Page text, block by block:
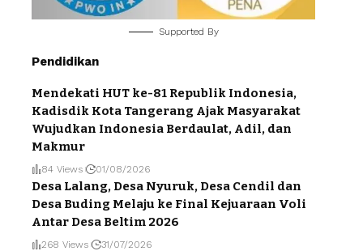
Supported By
Pendidikan
Mendekati HUT ke-81 Republik Indonesia,
Kadisdik Kota Tangerang Ajak Masyarakat
Wujudkan Indonesia Berdaulat, Adil, dan
Makmur
84 Views 01/08/2026
Desa Lalang, Desa Nyuruk, Desa Cendil dan
Desa Buding Melaju ke Final Kejuaraan Voli
Antar Desa Beltim 2026
268 Views 31/07/2026